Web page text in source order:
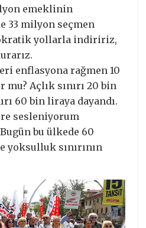
emeklinin
33 milyon seçmen
yollarla indiririz,
enflasyona rağmen 10
Açlık sınırı 20 bin
60 bin liraya dayandı.
sesleniyorum
bu ülkede 60
yoksulluk sınırının